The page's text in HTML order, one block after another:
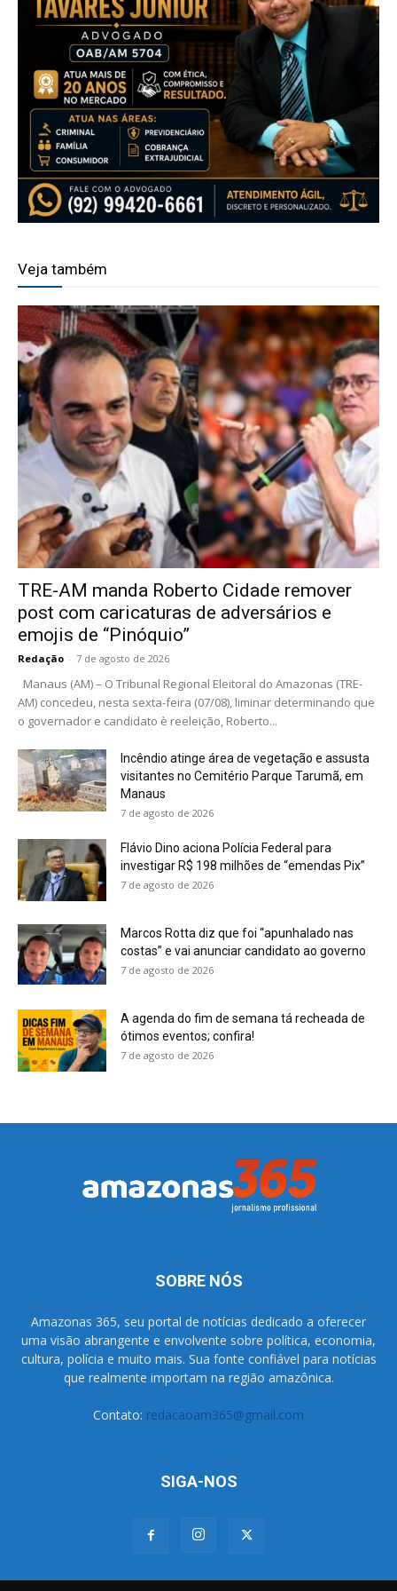
Veja também
TRE-AM manda Roberto Cidade remover
post com caricaturas de adversários e
emojis de “Pinóquio”
Redação - 7 de agosto de 2026
Manaus (AM) – O Tribunal Regional Eleitoral do Amazonas (TRE-
AM) concedeu, nesta sexta-feira (07/08), liminar determinando que
o governador e candidato è reeleição, Roberto...
Incêndio atinge área de vegetação e assusta
visitantes no Cemitério Parque Tarumã, em
Manaus
7 de agosto de 2026
Flávio Dino aciona Polícia Federal para
investigar R$ 198 milhões de “emendas Pix”
7 de agosto de 2026
Marcos Rotta diz que foi “apunhalado nas
costas” e vai anunciar candidato ao governo
7 de agosto de 2026
A agenda do fim de semana tá recheada de
ótimos eventos; confira!
7 de agosto de 2026
SOBRE NÓS
Amazonas 365, seu portal de notícias dedicado a oferecer
uma visão abrangente e envolvente sobre política, economia,
cultura, polícia e muito mais. Sua fonte confiável para notícias
que realmente importam na região amazônica.
Contato: redacaoam365@gmail.com
SIGA-NOS